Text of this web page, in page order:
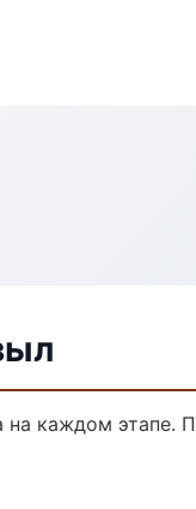
каждом